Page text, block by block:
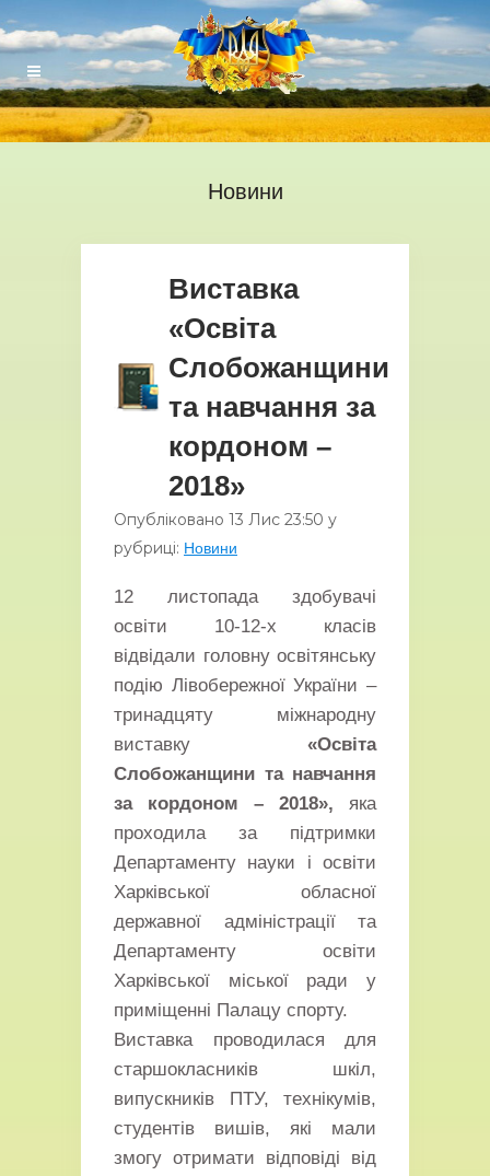
Новини
Виставка
«Освіта
Слобожанщини
та навчання за
кордоном –
2018»
Опубліковано 13 Лис 23:50 у
рубриці: Новини
12 листопада здобувачі
освіти 10-12-х класів
відвідали головну освітянську
подію Лівобережної України –
тринадцяту міжнародну
виставку «Освіта
Слобожанщини та навчання
за кордоном – 2018», яка
проходила за підтримки
Департаменту науки і освіти
Харківської обласної
державної адміністрації та
Департаменту освіти
Харківської міської ради у
приміщенні Палацу спорту.
Виставка проводилася для
старшокласників шкіл,
випускників ПТУ, технікумів,
студентів вишів, які мали
змогу отримати відповіді від